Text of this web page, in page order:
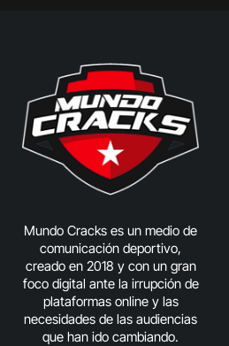
Mundo Cracks es un medio de
comunicación deportivo,
creado en 2018 y con un gran
foco digital ante la irrupción de
plataformas online y las
necesidades de las audiencias
que han ido cambiando.